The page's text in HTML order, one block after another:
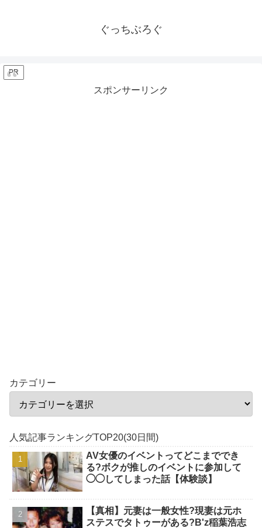
ぐっちぶろぐ
PR
スポンサーリンク
カテゴリー
人気記事ランキングTOP20(30日間)
AV女優のイベントってどこまででき
る?ボクが推しのイベントに参加して
◯◯してしまった話【体験談】
【真相】元妻は一般女性?現妻は元ホ
ステスでタトゥーがある?B'z稲葉浩志